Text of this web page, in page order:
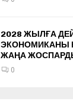
2028 ЖЫЛҒА
ЭКОНОМИКАНЫ
ЖАҢА ЖОСПАРДЫ
0